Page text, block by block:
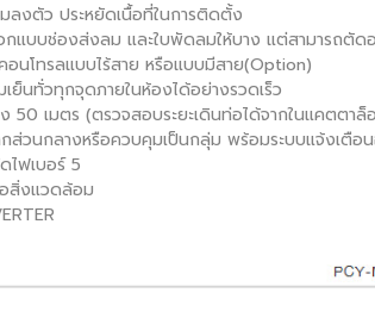
งตัว ประหยัดเนื้อที่ในการติดตั้ง
แบบช่องส่งลม และใบพัดลมให้บาง แต่สามารถตัด
นโทรลแบบไร้สาย หรือแบบมีสาย(Option)
เย็นทั่วทุกจุดภายในห้องได้อย่างรวดเร็ว
50 เมตร (ตรวจสอบระยะเดินท่อได้จากในแคตตาล็
ส่วนกลางหรือควบคุมเป็นกลุ่ม พร้อมระบบแจ้งเตือ
ไฟเบอร์ 5
สิ่งแวดล้อม